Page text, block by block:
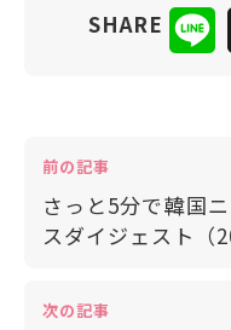
SHARE
前の記事
さっと5分で韓国
スダイジェスト（
次の記事